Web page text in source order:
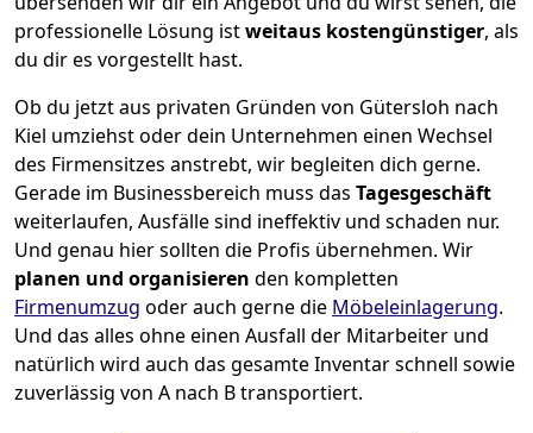
professionelle Lösung istweitaus kostengünstiger, als
du dir es vorgestellt hast.
Ob du jetzt aus privaten Gründen von Gütersloh nach
Kiel umziehst oder dein Unternehmen einen Wechsel
des Firmensitzes anstrebt, wir begleiten dich gerne.
Gerade im Businessbereich muss das Tagesgeschäft
weiterlaufen, Ausfälle sind ineffektiv und schaden nur.
Und genau hier sollten die Profis übernehmen. Wir
planen und organisieren den kompletten
Firmenumzug oder auch gerne die Möbeleinlagerung.
Und das alles ohne einen Ausfall der Mitarbeiter und
natürlich wird auch das gesamte Inventar schnell sowie
zuverlässig von A nach B transportiert.